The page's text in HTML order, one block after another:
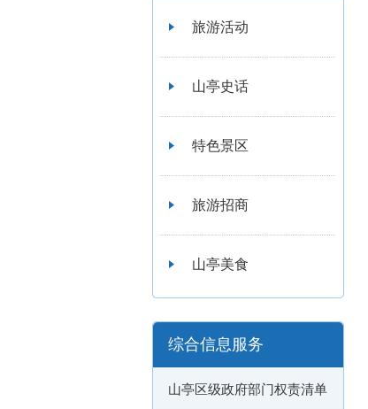
旅游活动
山亭史话
特色景区
旅游招商
山亭美食
综合信息服务
山亭区级政府部门权责清单